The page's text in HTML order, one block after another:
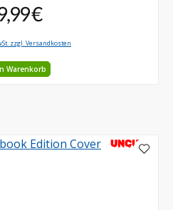
€
zzgl. Versandkosten
Warenkorb
UNCUT